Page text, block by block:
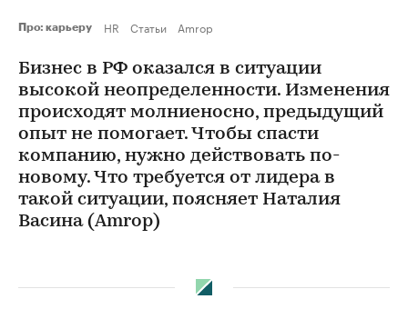
Про: карьеру HR Статьи Amrop
Бизнес в РФ оказался в ситуации
высокой неопределенности. Изменения
происходят молниеносно, предыдущий
опыт не помогает. Чтобы спасти
компанию, нужно действовать по-
новому. Что требуется от лидера в
такой ситуации, поясняет Наталия
Васина (Amrop)